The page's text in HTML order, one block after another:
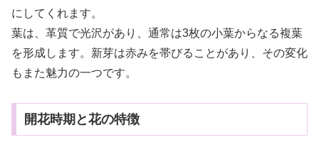
にしてくれます。
葉は、革質で光沢があり、通常は3枚の小葉からなる複葉
を形成します。新芽は赤みを帯びることがあり、その変化
もまた魅力の一つです。
開花時期と花の特徴